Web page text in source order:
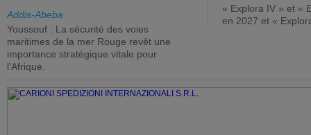
Addis-Abeba
Youssouf : La sécurité des voies
maritimes de la mer Rouge revêt une
importance stratégique vitale pour
l'Afrique.
« Explora IV » et «
en 2027 et «